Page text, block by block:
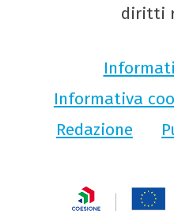
diritti
Informativa
Redazione